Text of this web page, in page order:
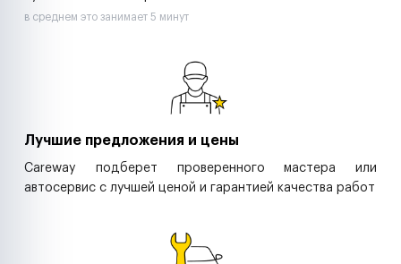
в среднем это занимает 5 минут
Лучшие предложения и цены
Careway подберет проверенного мастера или
автосервис с лучшей ценой и гарантией качества работ